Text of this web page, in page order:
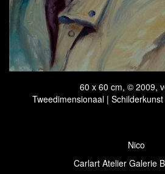
60 x 60 cm, © 2009,
Tweedimensionaal |
Nico
Carlart Atelier Galerie